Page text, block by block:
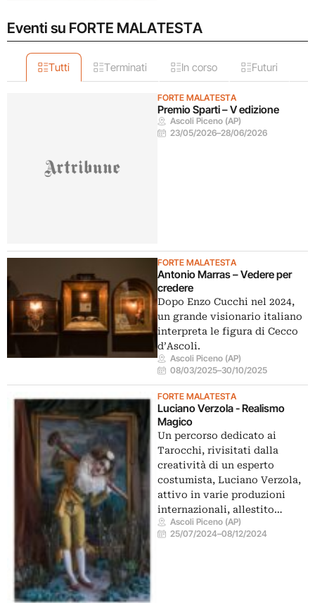
Eventi su FORTE MALATESTA
Tutti Terminati In corso Futuri
FORTE MALATESTA
Premio Sparti – V edizione
Ascoli Piceno (AP)
23/05/2026–28/06/2026
FORTE MALATESTA
Antonio Marras – Vedere per
credere
Dopo Enzo Cucchi nel 2024,
un grande visionario italiano
interpreta le figura di Cecco
d’Ascoli.
Ascoli Piceno (AP)
08/03/2025–30/10/2025
FORTE MALATESTA
Luciano Verzola - Realismo
Magico
Un percorso dedicato ai
Tarocchi, rivisitati dalla
creatività di un esperto
costumista, Luciano Verzola,
attivo in varie produzioni
internazionali, allestito…
Ascoli Piceno (AP)
25/07/2024–08/12/2024